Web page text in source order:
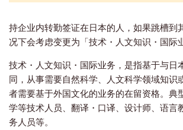
持企业内转勤签证在日本的人，如果跳槽到
况下会考虑变更为「技术・人文知识・国际
技术・人文知识・国际业务，是指基于与日
同，从事需要自然科学、人文科学领域知识
者需要基于外国文化的业务的在留资格。典
学等技术人员、翻译・口译、设计师、语言
务人员等。